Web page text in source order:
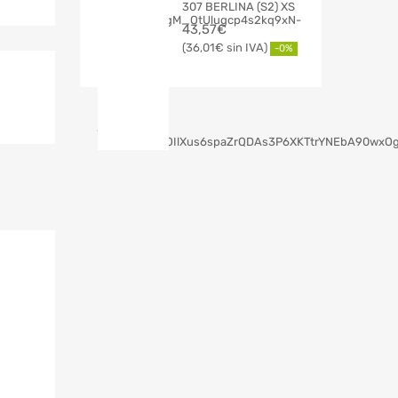
307 BERLINA (S2) XS
43,57€
36,01€ -0%